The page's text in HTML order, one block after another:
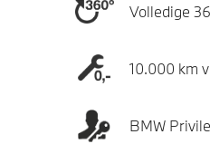
Volledige
10.000 km
BMW